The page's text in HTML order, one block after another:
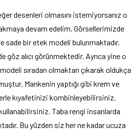
desenleri olmasını istemiyorsanız o
devam edelim. Görsellerimizde
sade bir etek modeli bulunmaktadır.
göz alıcı görünmektedir. Ayrıca yine o
sıradan olmaktan çıkarak oldukça
Mankenin yaptığı gibi krem ve
kıyafetinizi kombinleyebilirsiniz.
Taba rengi insanlarda
Bu yüzden siz her ne kadar ucuza